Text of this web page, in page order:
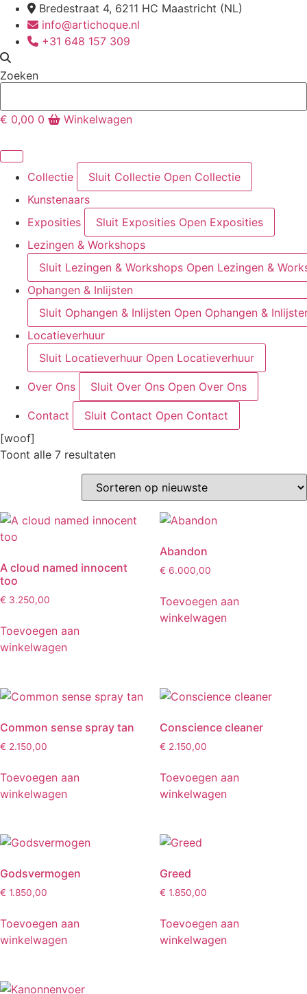
naar
inhoud
Bredestraat 4, 6211 HC Maastricht (NL)
info@artichoque.nl
+31 648 157 309
Zoeken
€ 0,00 0 Winkelwagen
Collectie Sluit Collectie Open Collectie
Kunstenaars
Exposities
Sluit Exposities Open Exposities
Lezingen & Workshops
Sluit Lezingen & Workshops Open Lezingen &
Ophangen & Inlijsten
Sluit Ophangen & Inlijsten Open Ophangen &
Locatieverhuur
Sluit Locatieverhuur Open Locatieverhuur
Over Ons Sluit Over Ons Open Over Ons
Contact Sluit Contact Open Contact
[woof]
Toont alle 7 resultatenGesorteerd
op
nieuwste
A cloud named innocent
too
€ 3.250,00
Toevoegen aan
winkelwagen
Abandon
€ 6.000,00
Toevoegen aan
winkelwagen
Common sense spray tan
€ 2.150,00
Toevoegen aan
winkelwagen
Conscience cleaner
€ 2.150,00
Toevoegen aan
winkelwagen
Godsvermogen
€ 1.850,00
Toevoegen aan
winkelwagen
Greed
€ 1.850,00
Toevoegen aan
winkelwagen